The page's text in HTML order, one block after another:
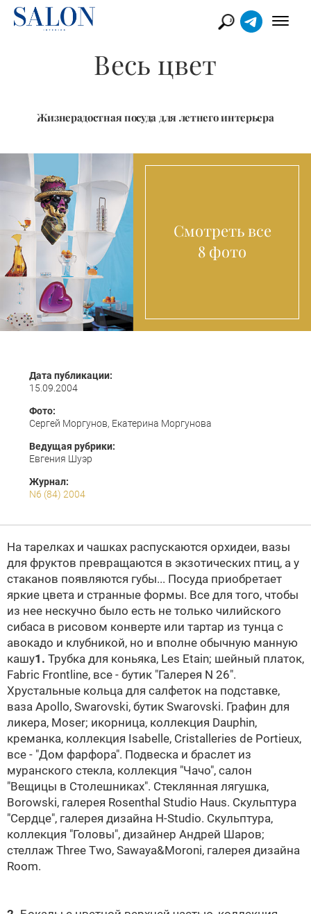
Весь цвет
Жизнерадостная посуда для летнего интерьера
Смотреть все
8 фото
Дата публикации:
15.09.2004
Фото:
Сергей Моргунов, Екатерина Моргунова
Ведущая рубрики:
Евгения Шуэр
Журнал:
N6 (84) 2004
На тарелках и чашках распускаются орхидеи, вазы
для фруктов превращаются в экзотических птиц, а у
стаканов появляются губы... Посуда приобретает
яркие цвета и странные формы. Все для того, чтобы
из нее нескучно было есть не только чилийского
сибаса в рисовом конверте или тартар из тунца с
авокадо и клубникой, но и вполне обычную манную
кашу1. Трубка для коньяка, Les Etain; шейный платок,
Fabric Frontline, все - бутик "Галерея N 26".
Хрустальные кольца для салфеток на подставке,
ваза Apollo, Swarovski, бутик Swarovski. Графин для
ликера, Moser; икорница, коллекция Dauphin,
креманка, коллекция Isabelle, Cristalleries de Portieux,
все - "Дом фарфора". Подвеска и браслет из
муранского стекла, коллекция "Чачо", салон
"Вещицы в Столешниках". Стеклянная лягушка,
Borowski, галерея Rosenthal Studio Haus. Скульптура
"Сердце", галерея дизайна H-Studio. Скульптура,
коллекция "Головы", дизайнер Андрей Шаров;
стеллаж Three Two, Sawaya&Moroni, галерея дизайна
Room.